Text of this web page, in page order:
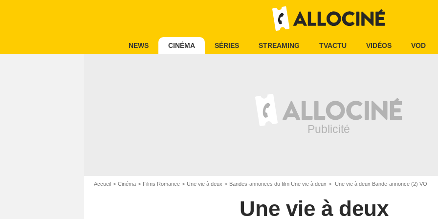
NEWS CINÉMA SÉRIES STREAMING TVACTU VIDÉOS VOD
Accueil Cinéma Films Romance Une vie à deux Bandes-annonces du film Une vie à deux Une vie à deux Bande-annonce (2) VO
Une vie à deux